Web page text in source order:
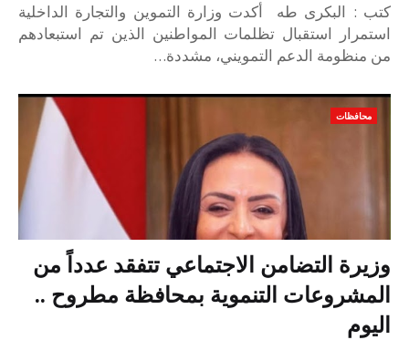
كتب : البكرى طه أكدت وزارة التموين والتجارة الداخلية
استمرار استقبال تظلمات المواطنين الذين تم استبعادهم
من منظومة الدعم التمويني، مشددة…
محافظات
وزيرة التضامن الاجتماعي تتفقد عدداً من
المشروعات التنموية بمحافظة مطروح ..
اليوم